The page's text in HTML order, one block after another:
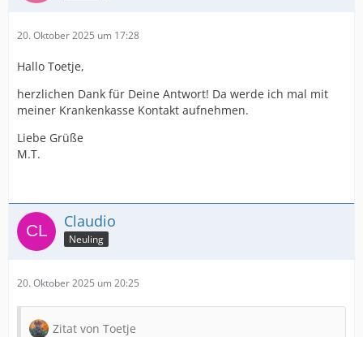
20. Oktober 2025 um 17:28
Hallo Toetje,
herzlichen Dank für Deine Antwort! Da werde ich mal mit
meiner Krankenkasse Kontakt aufnehmen.
Liebe Grüße
M.T.
Claudio
Neuling
20. Oktober 2025 um 20:25
Zitat von Toetje